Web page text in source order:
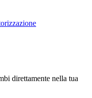
direttamente nella tua